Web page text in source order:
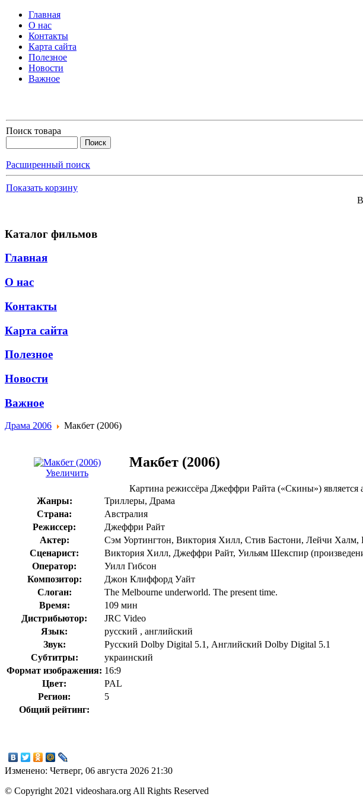
Главная
О нас
Контакты
Карта сайта
Полезное
Новости
Важное
Поиск товара
Расширенный поиск
Показать корзину
Каталог фильмов
Главная
О нас
Контакты
Карта сайта
Полезное
Новости
Важное
Драма 2006 Макбет (2006)
Увеличить
Макбет (2006)
Картина режиссёра Джеффри Райта («Скины»)
Жанры:
Триллеры, Драма
Страна:
Австралия
Режиссер:
Джеффри Райт
Актер:
Сэм Уортингтон, Виктория Хилл, Стив Бастони, Лейчи
Сценарист:
Виктория Хилл, Джеффри Райт, Уильям Шекспир
Оператор:
Уилл Гибсон
Композитор:
Джон Клиффорд Уайт
Слоган:
The Melbourne underworld. The present time.
Время:
109 мин
Дистрибьютор:
JRC Video
Язык:
русский , английский
Звук:
Русский Dolby Digital 5.1, Английский Dolby Digital 5.1
Субтитры:
украинский
Формат изображения: 16:9
Цвет:
PAL
Регион:
5
Общий рейтинг:
Изменено: Четверг, 06 августа 2026 21:30
© Copyright 2021 videoshara.org All Rights Reserved